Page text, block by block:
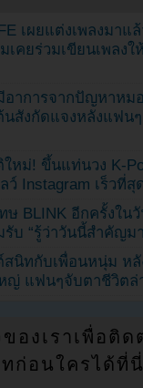
เผยแต่งเพลงมาแ
เคยร่วมเขียนเพลงใ
อาการจากปัญหาหม
สังกัดแจงหลังแฟน
ใหม่! ขึ้นแท่นวง K-
Instagram เร็วที่สุ
ษ BLINK อีกครั้งใน
บ “รู้ว่าวันนี้สำคัญม
สนิทกับเพื่อนหนุ่ม หลั
ญ่ แฟนๆจับตาชีวิตล่
องเราเพื่อติด
ก่อนใครได้ที่นี่